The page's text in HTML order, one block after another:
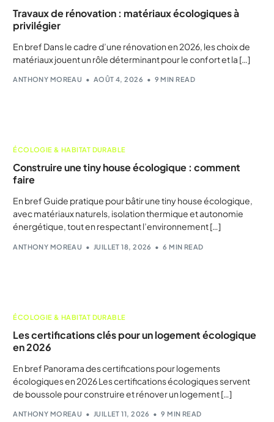
Travaux de rénovation : matériaux écologiques à
privilégier
En bref Dans le cadre d’une rénovation en 2026, les choix de
matériaux jouent un rôle déterminant pour le confort et la […]
ANTHONY MOREAU AOÛT 4, 2026 9 MIN READ
ÉCOLOGIE & HABITAT DURABLE
Construire une tiny house écologique : comment
faire
En bref Guide pratique pour bâtir une tiny house écologique,
avec matériaux naturels, isolation thermique et autonomie
énergétique, tout en respectant l’environnement […]
ANTHONY MOREAU JUILLET 18, 2026 6 MIN READ
ÉCOLOGIE & HABITAT DURABLE
Les certifications clés pour un logement écologique
en 2026
En bref Panorama des certifications pour logements
écologiques en 2026 Les certifications écologiques servent
de boussole pour construire et rénover un logement […]
ANTHONY MOREAU JUILLET 11, 2026 9 MIN READ